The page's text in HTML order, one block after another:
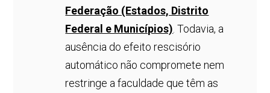
Federação (Estados, Distrito
Federal e Municípios) . Todavia, a
ausência do efeito rescisório
automático não compromete nem
restringe a faculdade que têm as